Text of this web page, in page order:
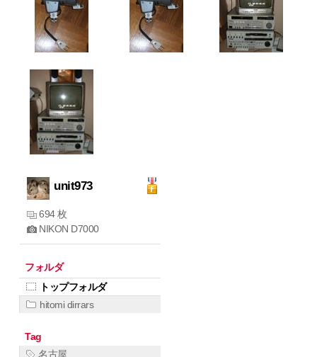
unit973
694 枚
NIKON D7000
フォルダ
トップフォルダ
hitomi dirrars
Tag
名古屋